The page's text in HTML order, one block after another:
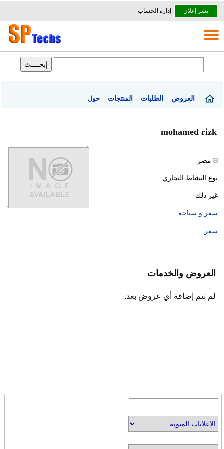
نشر إعلان إدارة الحساب
العروض الطلبات المنتجات حول
mohamed rizk
مصر
نوع النشاط التجاري
غير ذلك
سفر و سياحة
سفر
العروض والخدمات
لم تتم إضافة أي عروض بعد.